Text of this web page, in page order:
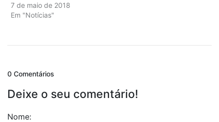
7 de maio de 2018
Em "Notícias"
0 Comentários
Deixe o seu comentário!
Nome: